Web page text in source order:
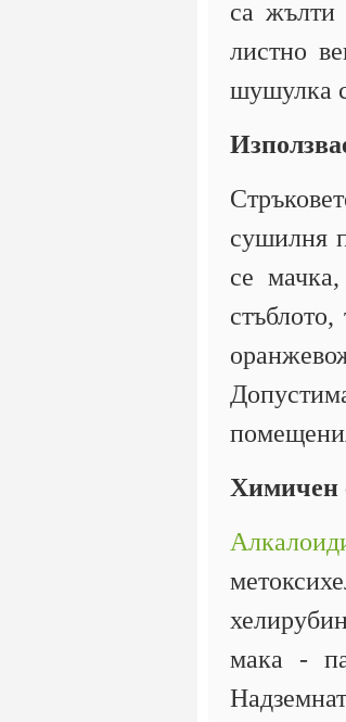
са жълти
листно
шушулка
сушилня
се
Химичен
мака -